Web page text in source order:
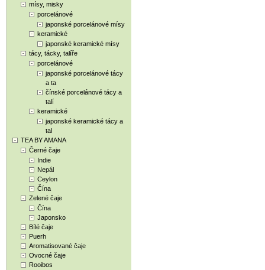
mísy, misky
porcelánové
japonské porcelánové mísy
keramické
japonské keramické mísy
tácy, tácky, talíře
porcelánové
japonské porcelánové tácy
a ta
čínské porcelánové tácy a
talí
keramické
japonské keramické tácy a
tal
TEA BY AMANA
Černé čaje
Indie
Nepál
Ceylon
Čína
Zelené čaje
Čína
Japonsko
Bílé čaje
Puerh
Aromatisované čaje
Ovocné čaje
Rooibos